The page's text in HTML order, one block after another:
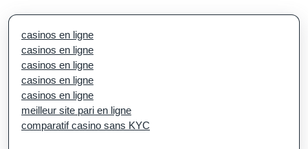
casinos en ligne
casinos en ligne
casinos en ligne
casinos en ligne
casinos en ligne
meilleur site pari en ligne
comparatif casino sans KYC